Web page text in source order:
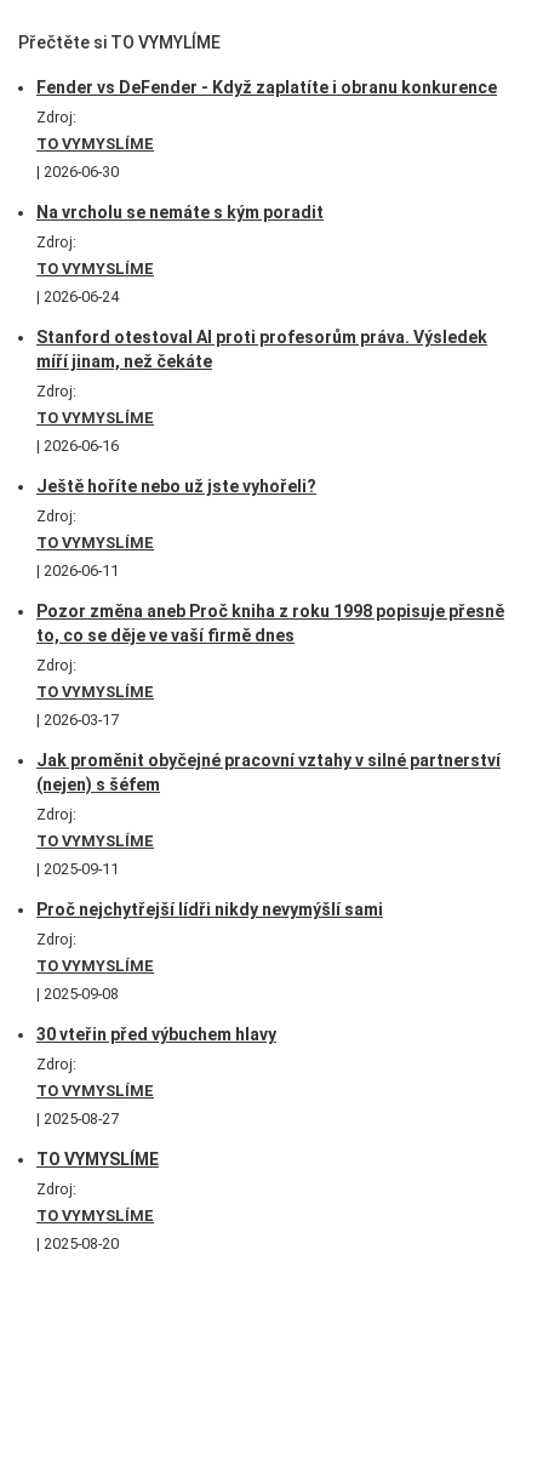
Přečtěte si TO VYMYLÍME
Fender vs DeFender - Když zaplatíte i obranu konkurence
Zdroj:
TO VYMYSLÍME
2026-06-30
Na vrcholu se nemáte s kým poradit
Zdroj:
TO VYMYSLÍME
2026-06-24
Stanford otestoval AI proti profesorům práva. Výsledek
míří jinam, než čekáte
Zdroj:
TO VYMYSLÍME
2026-06-16
Ještě hoříte nebo už jste vyhořeli?
Zdroj:
TO VYMYSLÍME
2026-06-11
Pozor změna aneb Proč kniha z roku 1998 popisuje přesně
to, co se děje ve vaší firmě dnes
Zdroj:
TO VYMYSLÍME
2026-03-17
Jak proměnit obyčejné pracovní vztahy v silné partnerství
(nejen) s šéfem
Zdroj:
TO VYMYSLÍME
2025-09-11
Proč nejchytřejší lídři nikdy nevymýšlí sami
Zdroj:
TO VYMYSLÍME
2025-09-08
30 vteřin před výbuchem hlavy
Zdroj:
TO VYMYSLÍME
2025-08-27
TO VYMYSLÍME
Zdroj:
TO VYMYSLÍME
2025-08-20